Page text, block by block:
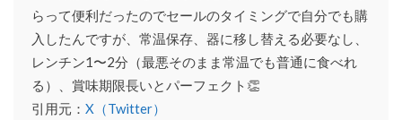
らって便利だったのでセールのタイミングで自分でも購
入したんですが、常温保存、器に移し替える必要なし、
レンチン1〜2分（最悪そのまま常温でも普通に食べれ
る）、賞味期限長いとパーフェクト👏
引用元： X（Twitter）